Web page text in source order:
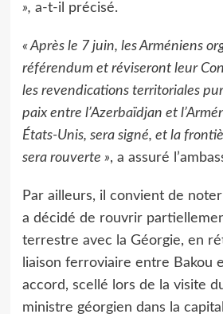
», a-t-il précisé.
« Après le 7 juin, les Arméniens
référendum et réviseront leur
les revendications territoriales
paix entre l’Azerbaïdjan et
États-Unis, sera signé, et la
sera rouverte », a assuré
Par ailleurs, il convient de
a décidé de rouvrir
terrestre avec la Géorgie, en
liaison ferroviaire entre Bakou
accord, scellé lors de la visite
ministre géorgien dans la